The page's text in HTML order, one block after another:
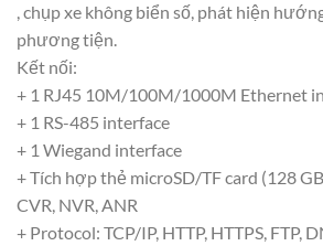
, chụp xe không biển số, phát hiện
phương tiện.
Kết nối:
+ 1 RJ45 10M/100M/1000M Ethernet
+ 1 RS-485 interface
+ 1 Wiegand interface
+ Tích hợp thẻ microSD/TF card (128
CVR, NVR, ANR
+ Protocol: TCP/IP, HTTP, HTTPS, FTP,